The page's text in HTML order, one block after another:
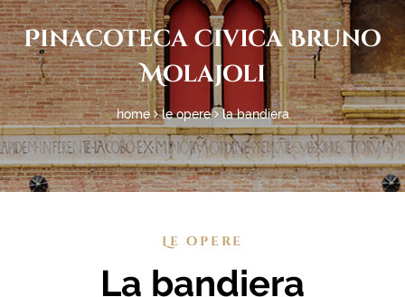
Pinacoteca Civica Bruno
Molajoli
home le opere la bandiera
Le opere
La bandiera